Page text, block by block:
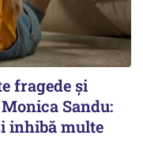
fragede și
Sandu:
inhibă multe